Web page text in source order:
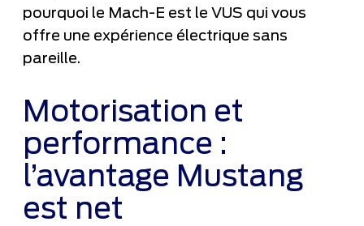
pourquoi le Mach-E est le VUS qui vous
offre une expérience électrique sans
pareille.
Motorisation et
performance :
l’avantage Mustang
est net